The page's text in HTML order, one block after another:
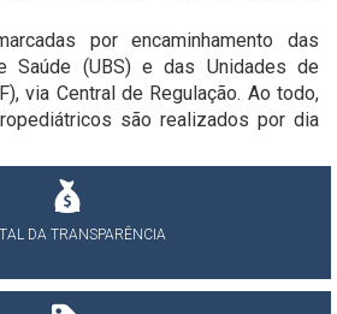
por encaminhamento das
Saúde (UBS) e das Unidades de
via Central de Regulação. Ao todo,
são realizados por dia
DA TRANSPARÊNCIA